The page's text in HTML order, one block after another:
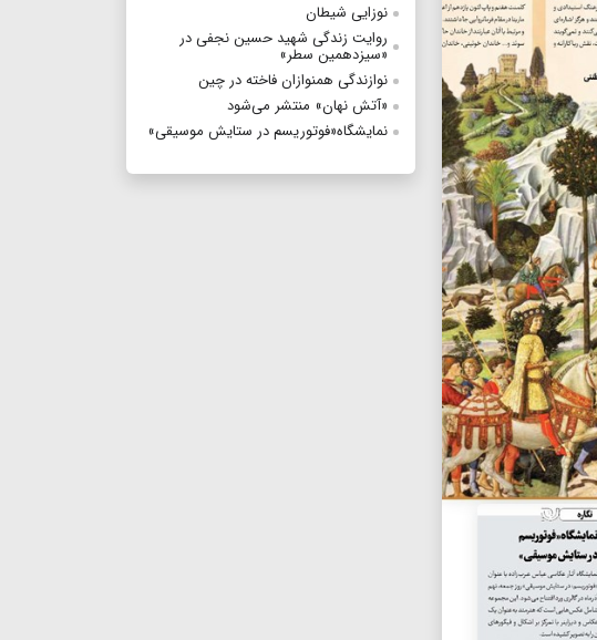
نوزایی شیطان
روایت زندگی شهید حسین نجفی در
«سیزدهمین سطر»
نوازندگی همنوازان فاخته در چین
«آتش نهان» منتشر می‌شود
نمایشگاه«فوتوریسم در ستایش موسیقی»